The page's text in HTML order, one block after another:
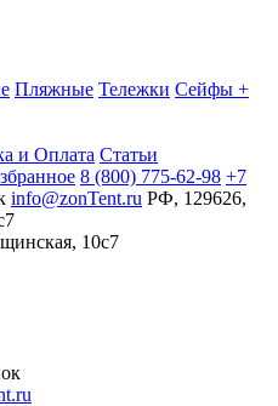
Пляжные Тележки Сейфы +
и Оплата Статьи
8 (800) 775-62-98 +7
info@zonTent.ru РФ, 129626,
10с7